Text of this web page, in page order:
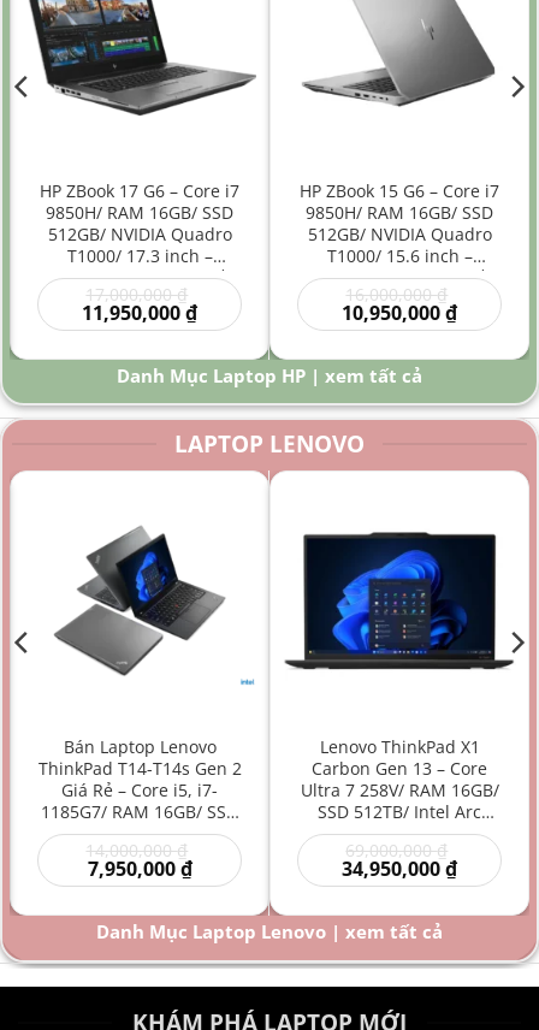
HP ZBook 17 G6 – Core i7
9850H/ RAM 16GB/ SSD
512GB/ NVIDIA Quadro
T1000/ 17.3 inch –
Laptop Workstation Đồ
Họa Kỹ Thuật Màn Hình
Lớn
17,000,000₫
gốc
là:
17,000,000 ₫.
11,950,000₫Giá
hiện
là:
11,950,000 ₫.
HP ZBook 15 G6 – Core i7
9850H/ RAM 16GB/ SSD
512GB/ NVIDIA Quadro
T1000/ 15.6 inch –
Laptop Workstation Đồ
Họa Kỹ Thuật Hiệu Năng
Cao
16,000,000₫
gốc
là:
10,950,000₫Giá
hiện
là:
₫.
Danh Mục Laptop HP | xem tất cả
LAPTOP LENOVO
Bán Laptop Lenovo
ThinkPad T14-T14s Gen 2
Giá Rẻ – Core i5, i7-
1185G7/ RAM 16GB/ SSD
512GB/ Intel Iris Xe
Graphics/ 14 inch –
Laptop doanh nhân/
Laptop bền bỉ/ Laptop
hiệu năng mạnh giá rẻ
14,000,000₫
gốc
là:
14,000,000 ₫.
7,950,000₫Giá
hiện
là:
7,950,000 ₫.
Lenovo ThinkPad X1
Carbon Gen 13 – Core
Ultra 7 258V/ RAM 16GB/
SSD 512TB/ Intel Arc
Graphics 140V/ 14 inch –
Laptop AI Doanh Nhân
Siêu Cao Cấp Mỏng Nhẹ
69,000,000₫
gốc
là:
34,950,000₫Giá
hiện
là:
₫.
Danh Mục Laptop Lenovo | xem tất cả
KHÁM PHÁ LAPTOP MỚI